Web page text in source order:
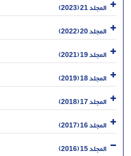
المجلد 21 (2023)
المجلد 20 (2022)
المجلد 19 (2021)
المجلد 18 (2019)
المجلد 17 (2018)
المجلد 16 (2017)
المجلد 15 (2016)